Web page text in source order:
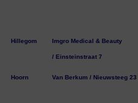
Hillegom Imgro Medical & Beauty
/ Einsteinstraat 7
Hoorn Van Berkum / Nieuwsteeg 23